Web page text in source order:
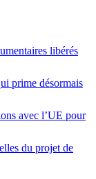
libérés
prime désormais
avec l’UE pour
du projet de